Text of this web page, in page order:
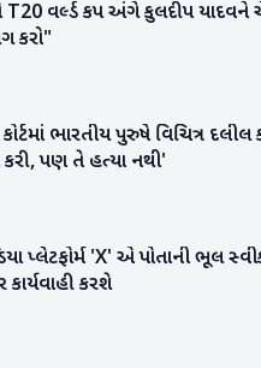
T20 વર્લ્ડ કપ અંગે કુલદીપ
કરો"
ભારતીય પુરુષે વિચિત્ર દલીલ
કરી, પણ તે હત્યા નથી'
પ્લેટફોર્મ 'X' એ પોતાની ભૂલ
કરશે